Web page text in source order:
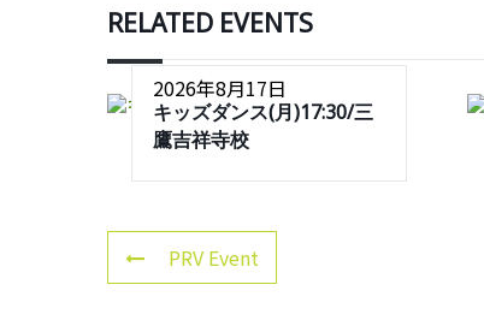
RELATED EVENTS
2026年8月17日
キッズダンス(月)17:30/三
鷹吉祥寺校
PRV Event